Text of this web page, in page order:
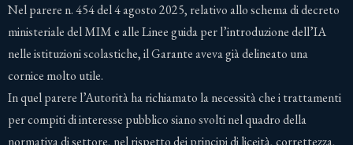
Nel parere n. 454 del 4 agosto 2025, relativo allo schema di decreto
ministeriale del MIM e alle Linee guida per l’introduzione dell’IA
nelle istituzioni scolastiche, il Garante aveva già delineato una
cornice molto utile.
In quel parere l’Autorità ha richiamato la necessità che i trattamenti
per compiti di interesse pubblico siano svolti nel quadro della
normativa di settore, nel rispetto dei principi di liceità, correttezza,